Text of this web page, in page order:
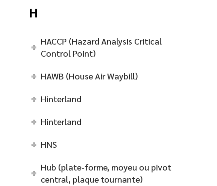
H
HACCP (Hazard Analysis Critical
Control Point)
HAWB (House Air Waybill)
Hinterland
Hinterland
HNS
Hub (plate-forme, moyeu ou pivot
central, plaque tournante)